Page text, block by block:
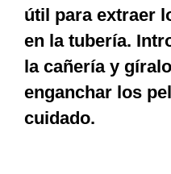
útil para extraer
en la tubería.
la cañería y
enganchar los
cuidado.